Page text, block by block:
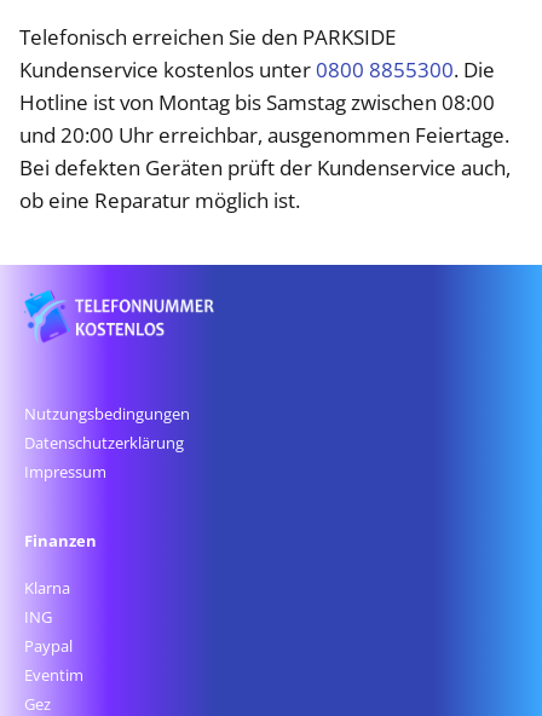
Telefonisch erreichen Sie den PARKSIDE
Kundenservice kostenlos unter0800 8855300. Die
Hotline ist von Montag bis Samstag zwischen 08:00
und 20:00 Uhr erreichbar, ausgenommen Feiertage.
Bei defekten Geräten prüft der Kundenservice auch,
ob eine Reparatur möglich ist.
Nutzungsbedingungen
Datenschutz­erklärung
Impressum
Finanzen
Klarna
ING
Paypal
Eventim
Gez